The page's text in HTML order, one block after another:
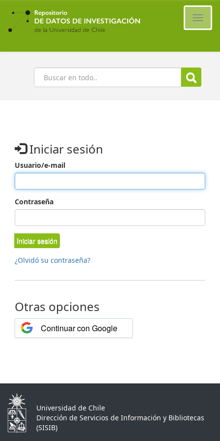
Ir
contenido
principal
Buscar
Iniciar sesión
Usuario/e-mail
Contraseña
Iniciar sesión
¿Olvidó su contraseña?
Otras opciones
Continuar con Google
Universidad de Chile
Dirección de Servicios de Información y Bibliotecas
(SISIB)